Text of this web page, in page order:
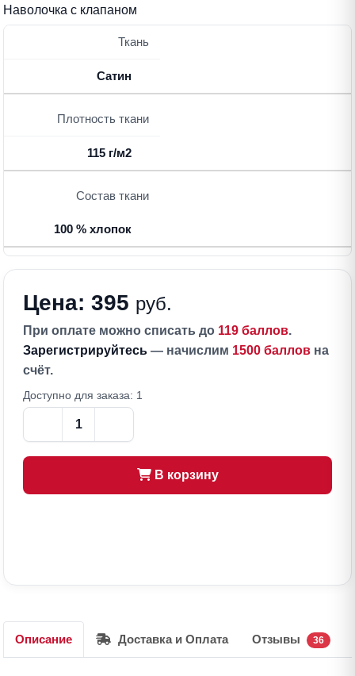
Наволочка с клапаном
Ткань
Сатин
Плотность ткани
115 г/м2
Состав ткани
100 % хлопок
Цена: 395 руб.
При оплате можно списать до 119 баллов.
Зарегистрируйтесь — начислим 1500 баллов на
счёт.
Доступно для заказа: 1
В корзину
Описание Доставка и Оплата Отзывы 36